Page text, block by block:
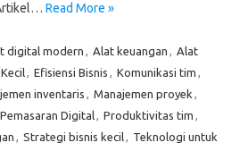
Read More »
digital modern , Alat keuangan , Alat
, Efisiensi Bisnis , Komunikasi tim ,
inventaris , Manajemen proyek ,
Pemasaran Digital, Produktivitas tim ,
, Strategi bisnis kecil, Teknologi untuk